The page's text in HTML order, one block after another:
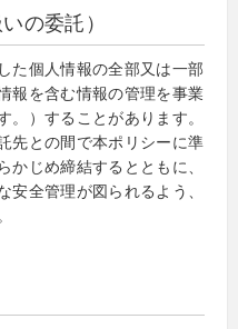
の委託）
た個人情報の全部又は一部
報を含む情報の管理を事業
。）することがあります。
先との間で本ポリシーに準
かじめ締結するとともに、
安全管理が図られるよう、